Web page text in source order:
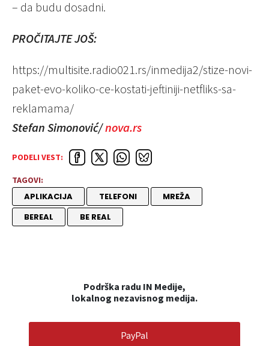
– da budu dosadni.
PROČITAJTE JOŠ:
https://multisite.radio021.rs/inmedija2/stize-novi-
paket-evo-koliko-ce-kostati-jeftiniji-netfliks-sa-
reklamama/
Stefan Simonović/nova.rs
PODELI VEST:
TAGOVI:
APLIKACIJA TELEFONI
MREŽA
BEREAL
BE REAL
Podrška radu IN Medije,
lokalnog nezavisnog medija.
PayPal